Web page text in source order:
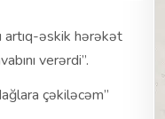
artıq-əskik hərəkət
verərdi”.
çəkiləcəm”